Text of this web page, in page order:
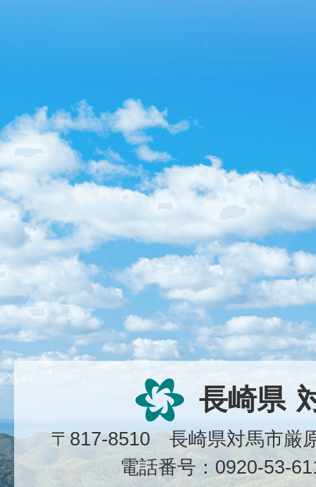
長崎県
〒817-8510 長崎県対馬市
電話番号：0920-53-